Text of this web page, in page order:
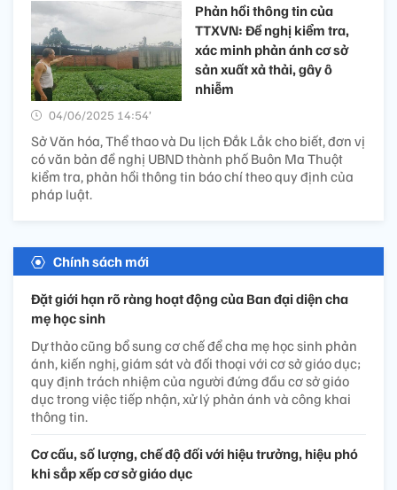
Phản hồi thông tin của
TTXVN: Đề nghị kiểm tra,
xác minh phản ánh cơ sở
sản xuất xả thải, gây ô
nhiễm
04/06/2025 14:54’
Sở Văn hóa, Thể thao và Du lịch Đắk Lắk cho biết, đơn vị
có văn bản đề nghị UBND thành phố Buôn Ma Thuột
kiểm tra, phản hồi thông tin báo chí theo quy định của
pháp luật.
Chính sách mới
Đặt giới hạn rõ ràng hoạt động của Ban đại diện cha
mẹ học sinh
Dự thảo cũng bổ sung cơ chế để cha mẹ học sinh phản
ánh, kiến nghị, giám sát và đối thoại với cơ sở giáo dục;
quy định trách nhiệm của người đứng đầu cơ sở giáo
dục trong việc tiếp nhận, xử lý phản ánh và công khai
thông tin.
Cơ cấu, số lượng, chế độ đối với hiệu trưởng, hiệu phó
khi sắp xếp cơ sở giáo dục